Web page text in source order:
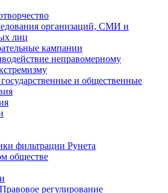
организаций, СМИ и
лиц
кампании
неправомерному
и общественные
фильтрации Рунета
обществе
Правовое регулирование